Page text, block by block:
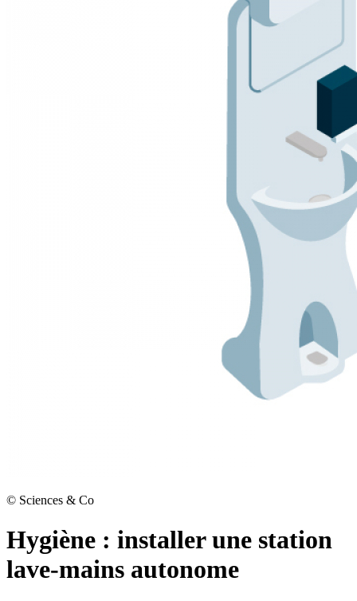
© Sciences & Co
Hygiène : installer une station
lave-mains autonome